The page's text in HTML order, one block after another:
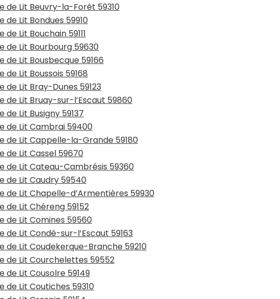
de Lit Beuvry-la-Forêt 59310
Lit Bondues 59910
Lit Bouchain 59111
de Lit Bourbourg 59630
Lit Bousbecque 59166
Lit Boussois 59168
Lit Bray-Dunes 59123
de Lit Bruay-sur-l’Escaut 59860
Lit Busigny 59137
de Lit Cambrai 59400
de Lit Cappelle-la-Grande 59180
de Lit Cassel 59670
de Lit Cateau-Cambrésis 59360
de Lit Caudry 59540
de Lit Chapelle-d’Armentières 59930
de Lit Chéreng 59152
de Lit Comines 59560
Lit Condé-sur-l’Escaut 59163
de Lit Coudekerque-Branche 59210
de Lit Courchelettes 59552
Lit Cousolre 59149
Lit Coutiches 59310